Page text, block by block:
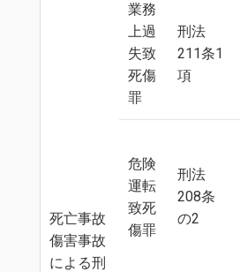
死亡事故
傷害事故
による刑
業務
上過
失致
死傷
罪
刑法
211条1
項
危険
運転
致死
傷罪
刑法
208条
の2